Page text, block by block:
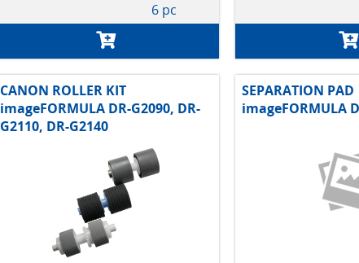
6 pc
CANON ROLLER KIT
imageFORMULA DR-G2090, DR-
G2110, DR-G2140
SEPARATION PAD
imageFORMULA